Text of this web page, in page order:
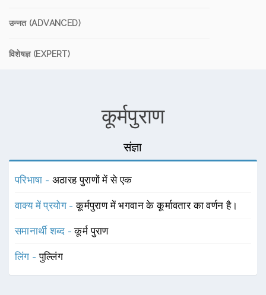
उन्नत (ADVANCED)
विशेषज्ञ (EXPERT)
कूर्मपुराण
संज्ञा
परिभाषा - अठारह पुराणों में से एक
वाक्य में प्रयोग -कूर्मपुराण में भगवान के कूर्मावतार का वर्णन है।
समानार्थी शब्द -कूर्म पुराण
लिंग -पुल्लिंग